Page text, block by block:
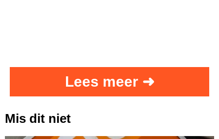
Lees meer ➜
Mis dit niet